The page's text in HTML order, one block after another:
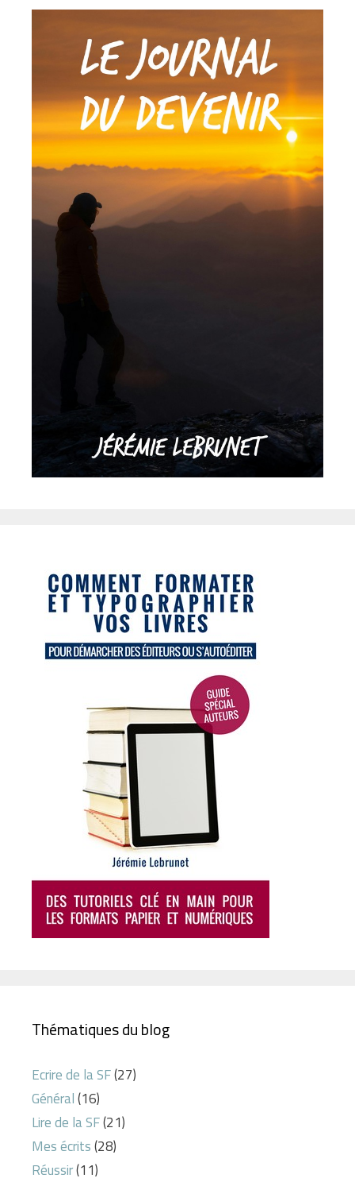
Thématiques du blog
Ecrire de la SF(27)
Général(16)
Lire de la SF(21)
Mes écrits(28)
Réussir(11)